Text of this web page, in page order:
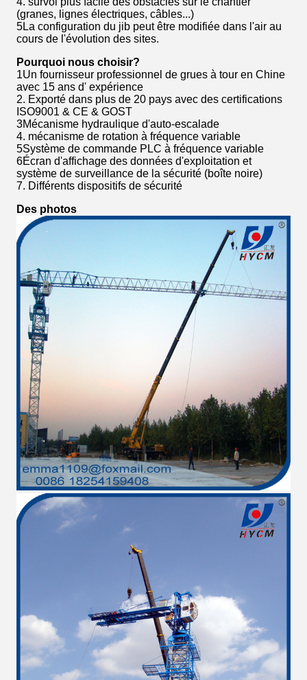
(granes, lignes électriques, câbles...)
5La configuration du jib peut être modifiée dans l'air au
cours de l'évolution des sites.
Pourquoi nous choisir?
1Un fournisseur professionnel de grues à tour en Chine
avec 15 ans d' expérience
2. Exporté dans plus de 20 pays avec des certifications
ISO9001 & CE & GOST
3Mécanisme hydraulique d'auto-escalade
4. mécanisme de rotation à fréquence variable
5Système de commande PLC à fréquence variable
6Écran d'affichage des données d'exploitation et
système de surveillance de la sécurité (boîte noire)
7. Différents dispositifs de sécurité
Des photos